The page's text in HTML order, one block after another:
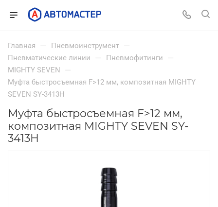
Главная — Пневмоинструмент —
Пневматические линии — Пневмофитинги —
MIGHTY SEVEN —
Муфта быстросъемная F>12 мм, композитная MIGHTY
SEVEN SY-3413H
Муфта быстросъемная F>12 мм,
композитная MIGHTY SEVEN SY-
3413H